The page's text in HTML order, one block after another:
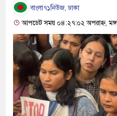
বাংলা৭১নিউজ, ঢাকা
আপডেট সময় ০৪:২৭:০২ অপরাহ্ন,